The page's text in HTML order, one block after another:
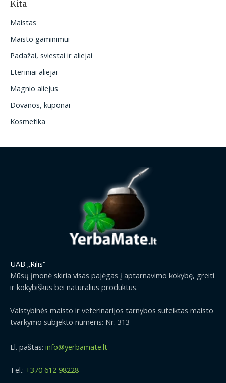
Kita
Maistas
Maisto gaminimui
Padažai, sviestai ir aliejai
Eteriniai aliejai
Magnio aliejus
Dovanos, kuponai
Kosmetika
UAB „Rilis“
Mūsų įmonė skiria visas pajėgas į aptarnavimo kokybę, greiti
ir kokybiškus bei natūralius produktus.
Valstybinės maisto ir veterinarijos tarnybos suteiktas maisto
tvarkymo subjekto numeris: Nr. 313
El. paštas: info@yerbamate.lt
Tel.: +370 612 98228